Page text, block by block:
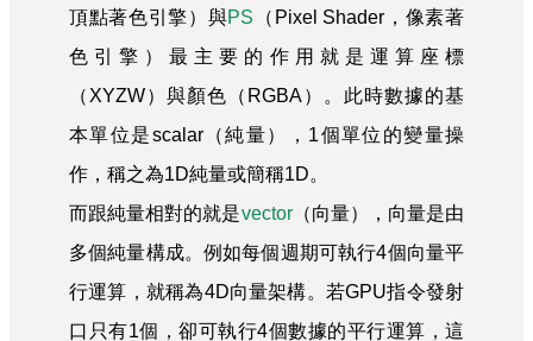
頂點著色引擎）與PS （Pixel Shader，像素著
色引擎）最主要的作用就是運算座標
（XYZW）與顏色（RGBA）。此時數據的基
本單位是scalar（純量），1個單位的變量操
作，稱之為1D純量或簡稱1D。
而跟純量相對的就是vector（向量），向量是由
多個純量構成。例如每個週期可執行4個向量平
行運算，就稱為4D向量架構。若GPU指令發射
口只有1個，卻可執行4個數據的平行運算，這